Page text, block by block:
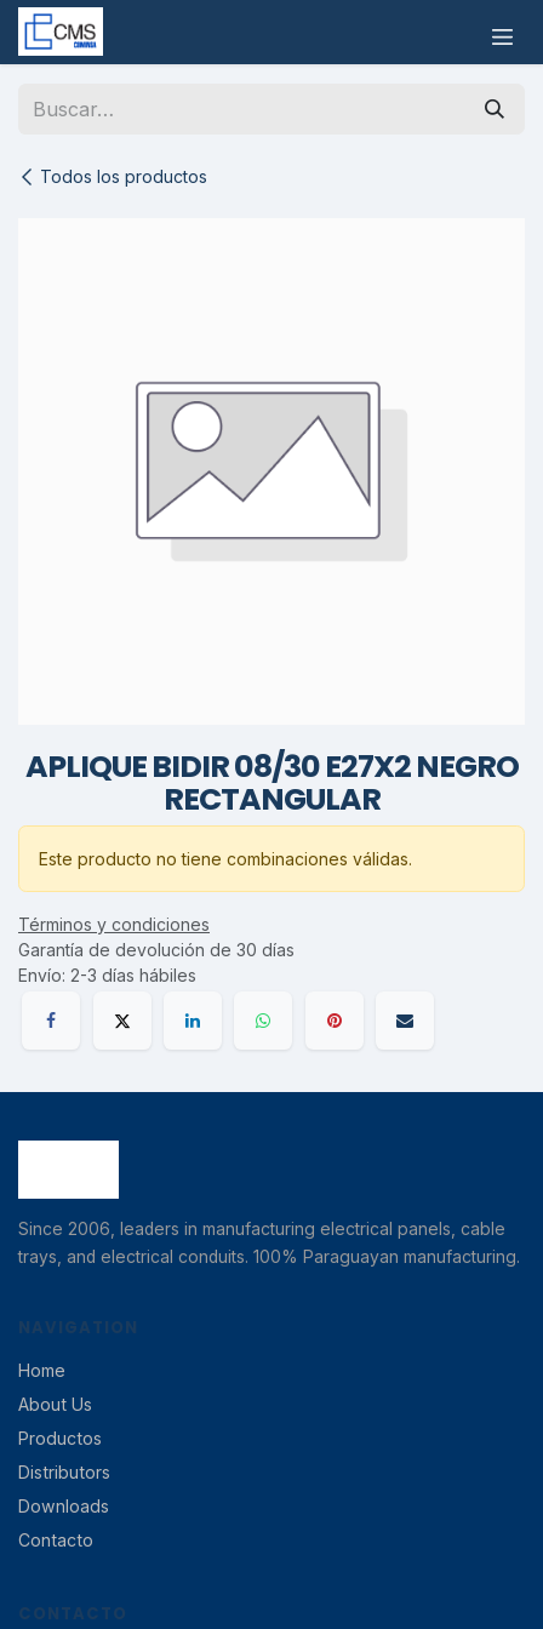
Ir al contenido
Todos los productos
APLIQUE BIDIR 08/30 E27X2 NEGRO
RECTANGULAR
Este producto no tiene combinaciones válidas.
Términos y condiciones
Garantía de devolución de 30 días
Envío: 2-3 días hábiles
Since 2006, leaders in manufacturing electrical panels, cable
trays, and electrical conduits. 100% Paraguayan manufacturing.
NAVIGATION
Home
About Us
Productos
Distributors
Downloads
Contacto
CONTACTO